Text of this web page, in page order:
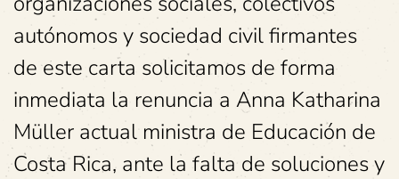
autónomos y sociedad civil firmantes
de este carta solicitamos de forma
inmediata la renuncia a Anna Katharina
Müller actual ministra de Educación de
Costa Rica, ante la falta de soluciones y